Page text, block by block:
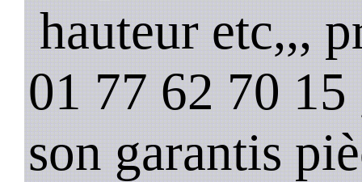
hauteur etc,,,
01 77 62 70
son garantis